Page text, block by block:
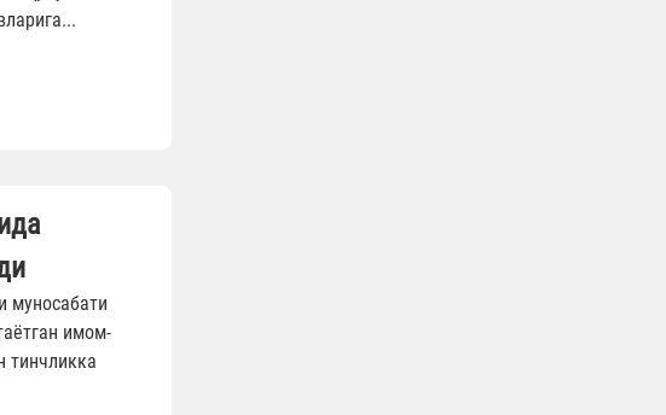
муносабати
имом-
тинчликка